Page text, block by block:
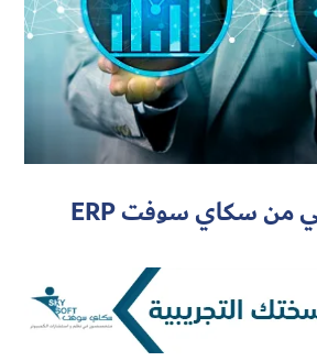
برنامج الخوارزمي من سكاي سوفت ERP